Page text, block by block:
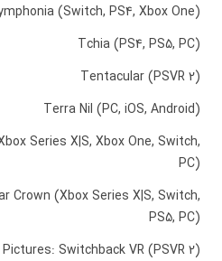
(Switch, PS4, Xbox One)
Tchia (PS4, PS5, PC)
Tentacular (PSVR 2)
Terra Nil (PC, iOS, Android)
Series X|S, Xbox One, Switch,
PC)
Crown (Xbox Series X|S, Switch,
PS5, PC)
Switchback VR (PSVR 2)